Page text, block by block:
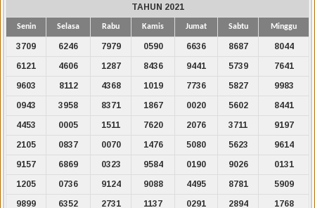
TAHUN 2021
Senin Selasa Rabu Kamis Jumat Sabtu Minggu
3709 6246 7979 0590 6636 8687
8044
6121
4606 1287 8436 9441 5739
7641
9603
8112 4368 1019 7736 5827
9983
0943
3958 8371 1867 0020 5602
8441
4453
0005 1511 7620 2076 3711
9197
2105
0837 0070 1476 5080 5623
9614
9157
6869 0323 9584 0190 9026
0131
1205
0736 9124 9088 4495 8781
5909
9899
6352 2731 1137 0291 2894
1768